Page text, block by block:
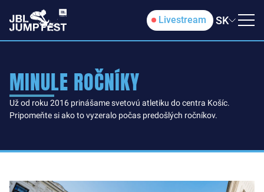
Livestream SK
MINULE ROČNÍKY
Už od roku 2016 prinášame svetovú atletiku do centra Košíc.
Pripomeňte si ako to vyzeralo počas predošlých ročníkov.